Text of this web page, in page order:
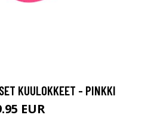
KUULOKKEET - PINKKI
EUR